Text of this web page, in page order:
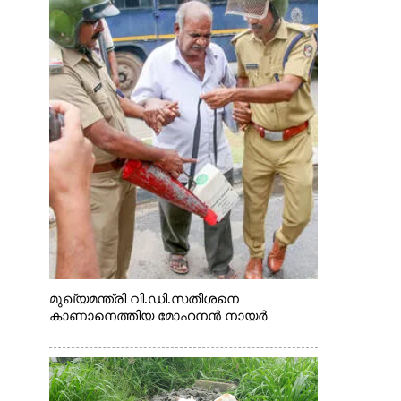
മുഖ്യമന്ത്രി വി.ഡി.സതീശനെ
കാണാനെത്തിയ മോഹനൻ നായർ